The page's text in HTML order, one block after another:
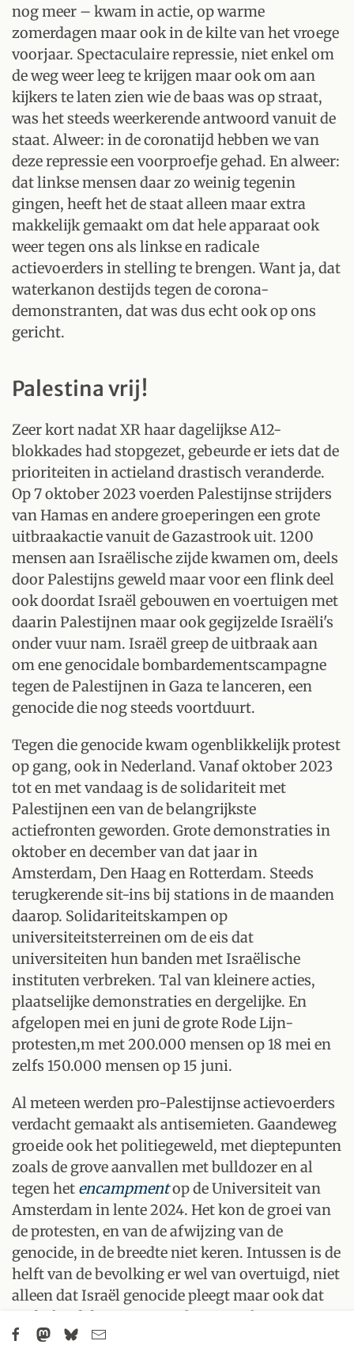
nog meer – kwam in actie, op warme
zomerdagen maar ook in de kilte van het vroege
voorjaar. Spectaculaire repressie, niet enkel om
de weg weer leeg te krijgen maar ook om aan
kijkers te laten zien wie de baas was op straat,
was het steeds weerkerende antwoord vanuit de
staat. Alweer: in de coronatijd hebben we van
deze repressie een voorproefje gehad. En alweer:
dat linkse mensen daar zo weinig tegenin
gingen, heeft het de staat alleen maar extra
makkelijk gemaakt om dat hele apparaat ook
weer tegen ons als linkse en radicale
actievoerders in stelling te brengen. Want ja, dat
waterkanon destijds tegen de corona-
demonstranten, dat was dus echt ook op ons
gericht.
Palestina vrij!
Zeer kort nadat XR haar dagelijkse A12-
blokkades had stopgezet, gebeurde er iets dat de
prioriteiten in actieland drastisch veranderde.
Op 7 oktober 2023 voerden Palestijnse strijders
van Hamas en andere groeperingen een grote
uitbraakactie vanuit de Gazastrook uit. 1200
mensen aan Israëlische zijde kwamen om, deels
door Palestijns geweld maar voor een flink deel
ook doordat Israël gebouwen en voertuigen met
daarin Palestijnen maar ook gegijzelde Israëli's
onder vuur nam. Israël greep de uitbraak aan
om ene genocidale bombardementscampagne
tegen de Palestijnen in Gaza te lanceren, een
genocide die nog steeds voortduurt.
Tegen die genocide kwam ogenblikkelijk protest
op gang, ook in Nederland. Vanaf oktober 2023
tot en met vandaag is de solidariteit met
Palestijnen een van de belangrijkste
actiefronten geworden. Grote demonstraties in
oktober en december van dat jaar in
Amsterdam, Den Haag en Rotterdam. Steeds
terugkerende sit-ins bij stations in de maanden
daarop. Solidariteitskampen op
universiteitsterreinen om de eis dat
universiteiten hun banden met Israëlische
instituten verbreken. Tal van kleinere acties,
plaatselijke demonstraties en dergelijke. En
afgelopen mei en juni de grote Rode Lijn-
protesten,m met 200.000 mensen op 18 mei en
zelfs 150.000 mensen op 15 juni.
Al meteen werden pro-Palestijnse actievoerders
verdacht gemaakt als antisemieten. Gaandeweg
groeide ook het politiegeweld, met dieptepunten
zoals de grove aanvallen met bulldozer en al
tegen het encampmentop de Universiteit van
Amsterdam in lente 2024. Het kon de groei van
de protesten, en van de afwijzing van de
genocide, in de breedte niet keren. Intussen is de
helft van de bevolking er wel van overtuigd, niet
alleen dat Israël genocide pleegt maar ook dat
Nederland daar maatregelen tegen hoort te
nemen.(4) Maar die maatregelen zelf blijven uit.